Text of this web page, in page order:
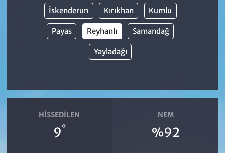
İskenderun Kırıkhan Kumlu
Payas Reyhanlı Samandağ
Yayladağı
HISSEDILEN
9°
NEM
%92